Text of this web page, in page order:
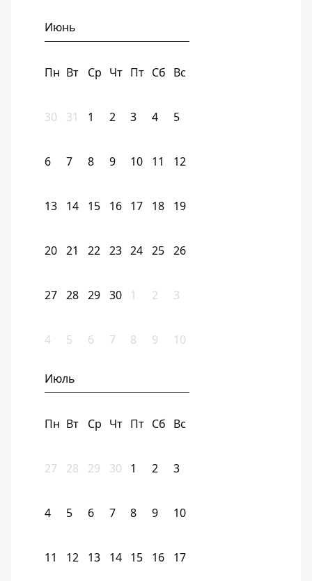
Июнь
Пн Вт Ср Чт Пт Сб Вс
30 31 1 2 3 4 5
6 7 8 9 10 11 12
13 14 15 16 17 18 19
20 21 22 23 24 25 26
27 28 29 30 1 2 3
4 5 6 7 8 9 10
Июль
Пн Вт Ср Чт Пт Сб Вс
27 28 29 30 1 2 3
4 5 6 7 8 9 10
11 12 13 14 15 16 17